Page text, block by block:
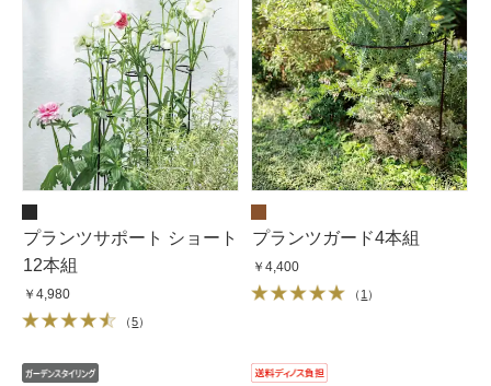
プランツサポート ショート
12本組
￥4,980
（5）
プランツガード4本組
￥4,400
（ 1 ）